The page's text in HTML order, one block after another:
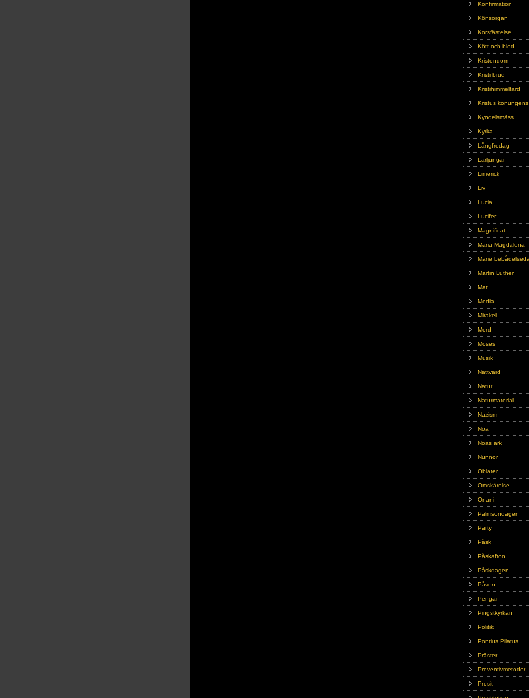
Konfirmation
Könsorgan
Korsfästelse
Kött och blod
Kristendom
Kristi brud
Kristihimmelfärd
Kristus
Kyndelsmäss
Kyrka
Långfredag
Lärljungar
Limerick
Liv
Lucia
Lucifer
Magnificat
Maria Magdalena
Marie
Martin Luther
Mat
Media
Mirakel
Mord
Moses
Musik
Nattvard
Natur
Naturmaterial
Nazism
Noa
Noas ark
Nunnor
Oblater
Omskärelse
Onani
Palmsöndagen
Party
Påsk
Påskafton
Påskdagen
Påven
Pengar
Pingstkyrkan
Politik
Pontius Pilatus
Präster
Preventivmetoder
Prosit